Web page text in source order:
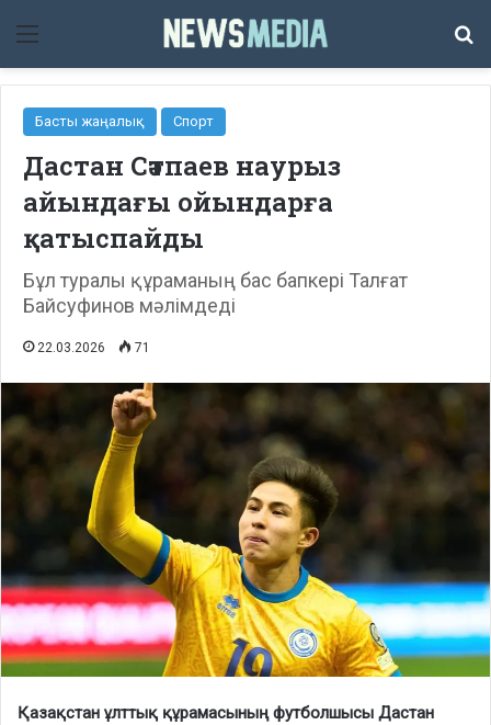
Мәзір
Басты жаңалық Спорт
Дастан Сәтпаев наурыз
айындағы ойындарға
қатыспайды
Бұл туралы құраманың бас бапкері Талғат
Байсуфинов мәлімдеді
22.03.2026 71
Қазақстан ұлттық құрамасының футболшысы Дастан